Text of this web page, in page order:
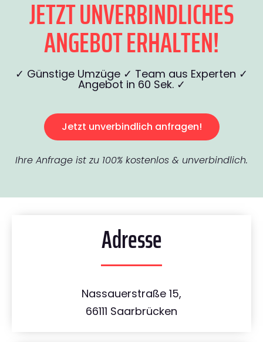
JETZT UNVERBINDLICHES
ANGEBOT ERHALTEN!
✓ Günstige Umzüge ✓ Team aus Experten ✓
Angebot in 60 Sek. ✓
Jetzt unverbindlich anfragen!
Ihre Anfrage ist zu 100% kostenlos & unverbindlich.
Adresse
Nassauerstraße 15,
66111 Saarbrücken